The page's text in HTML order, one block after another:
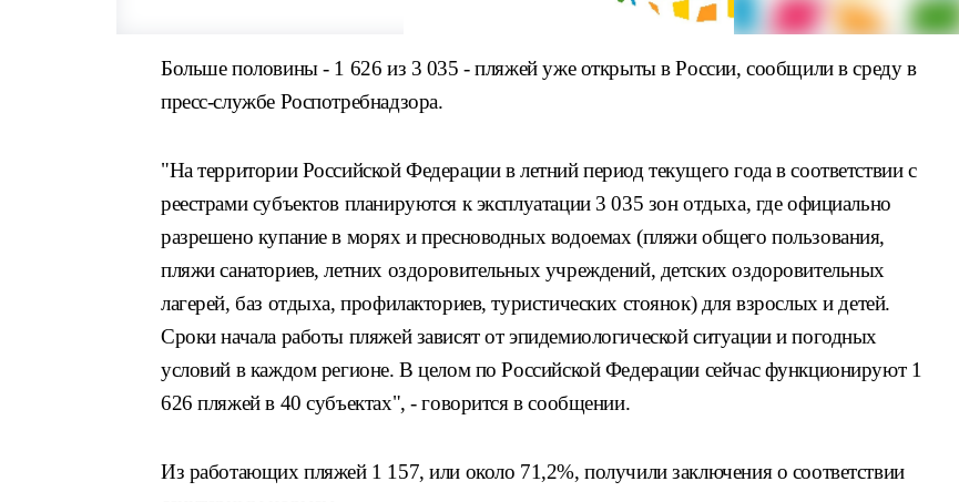
Больше половины - 1 626 из 3 035 - пляжей уже открыты в России, сообщили в среду в
пресс-службе Роспотребнадзора.
"На территории Российской Федерации в летний период текущего года в соответствии с
реестрами субъектов планируются к эксплуатации 3 035 зон отдыха, где официально
разрешено купание в морях и пресноводных водоемах (пляжи общего пользования,
пляжи санаториев, летних оздоровительных учреждений, детских оздоровительных
лагерей, баз отдыха, профилакториев, туристических стоянок) для взрослых и детей.
Сроки начала работы пляжей зависят от эпидемиологической ситуации и погодных
условий в каждом регионе. В целом по Российской Федерации сейчас функционируют 1
626 пляжей в 40 субъектах", - говорится в сообщении.
Из работающих пляжей 1 157, или около 71,2%, получили заключения о соответствии